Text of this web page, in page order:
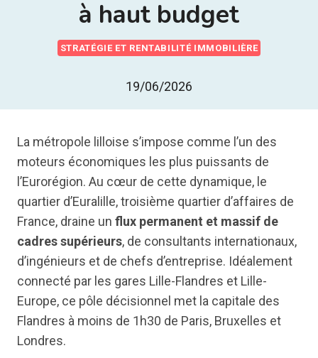
à haut budget
STRATÉGIE ET RENTABILITÉ IMMOBILIÈRE
19/06/2026
La métropole lilloise s’impose comme l’un des
moteurs économiques les plus puissants de
l’Eurorégion. Au cœur de cette dynamique, le
quartier d’Euralille, troisième quartier d’affaires de
France, draine un flux permanent et massif de
cadres supérieurs, de consultants internationaux,
d’ingénieurs et de chefs d’entreprise. Idéalement
connecté par les gares Lille-Flandres et Lille-
Europe, ce pôle décisionnel met la capitale des
Flandres à moins de 1h30 de Paris, Bruxelles et
Londres.